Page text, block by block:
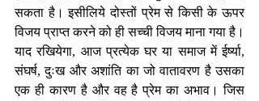
सकता है। इसीलिये दोस्तों प्रेम से किसी के ऊपर
विजय प्राप्त करने को ही सच्ची विजय माना गया है।
याद रखियेगा, आज प्रत्येक घर या समाज में ईर्ष्या,
संघर्ष, दुःख और अशांति का जो वातावरण है उसका
एक ही कारण है और वह है प्रेम का अभाव। जिस